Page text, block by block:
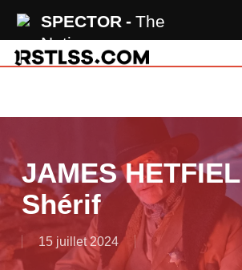
SPECTOR
The
Notion
main
JAMES
Shérif
15 juillet 2024